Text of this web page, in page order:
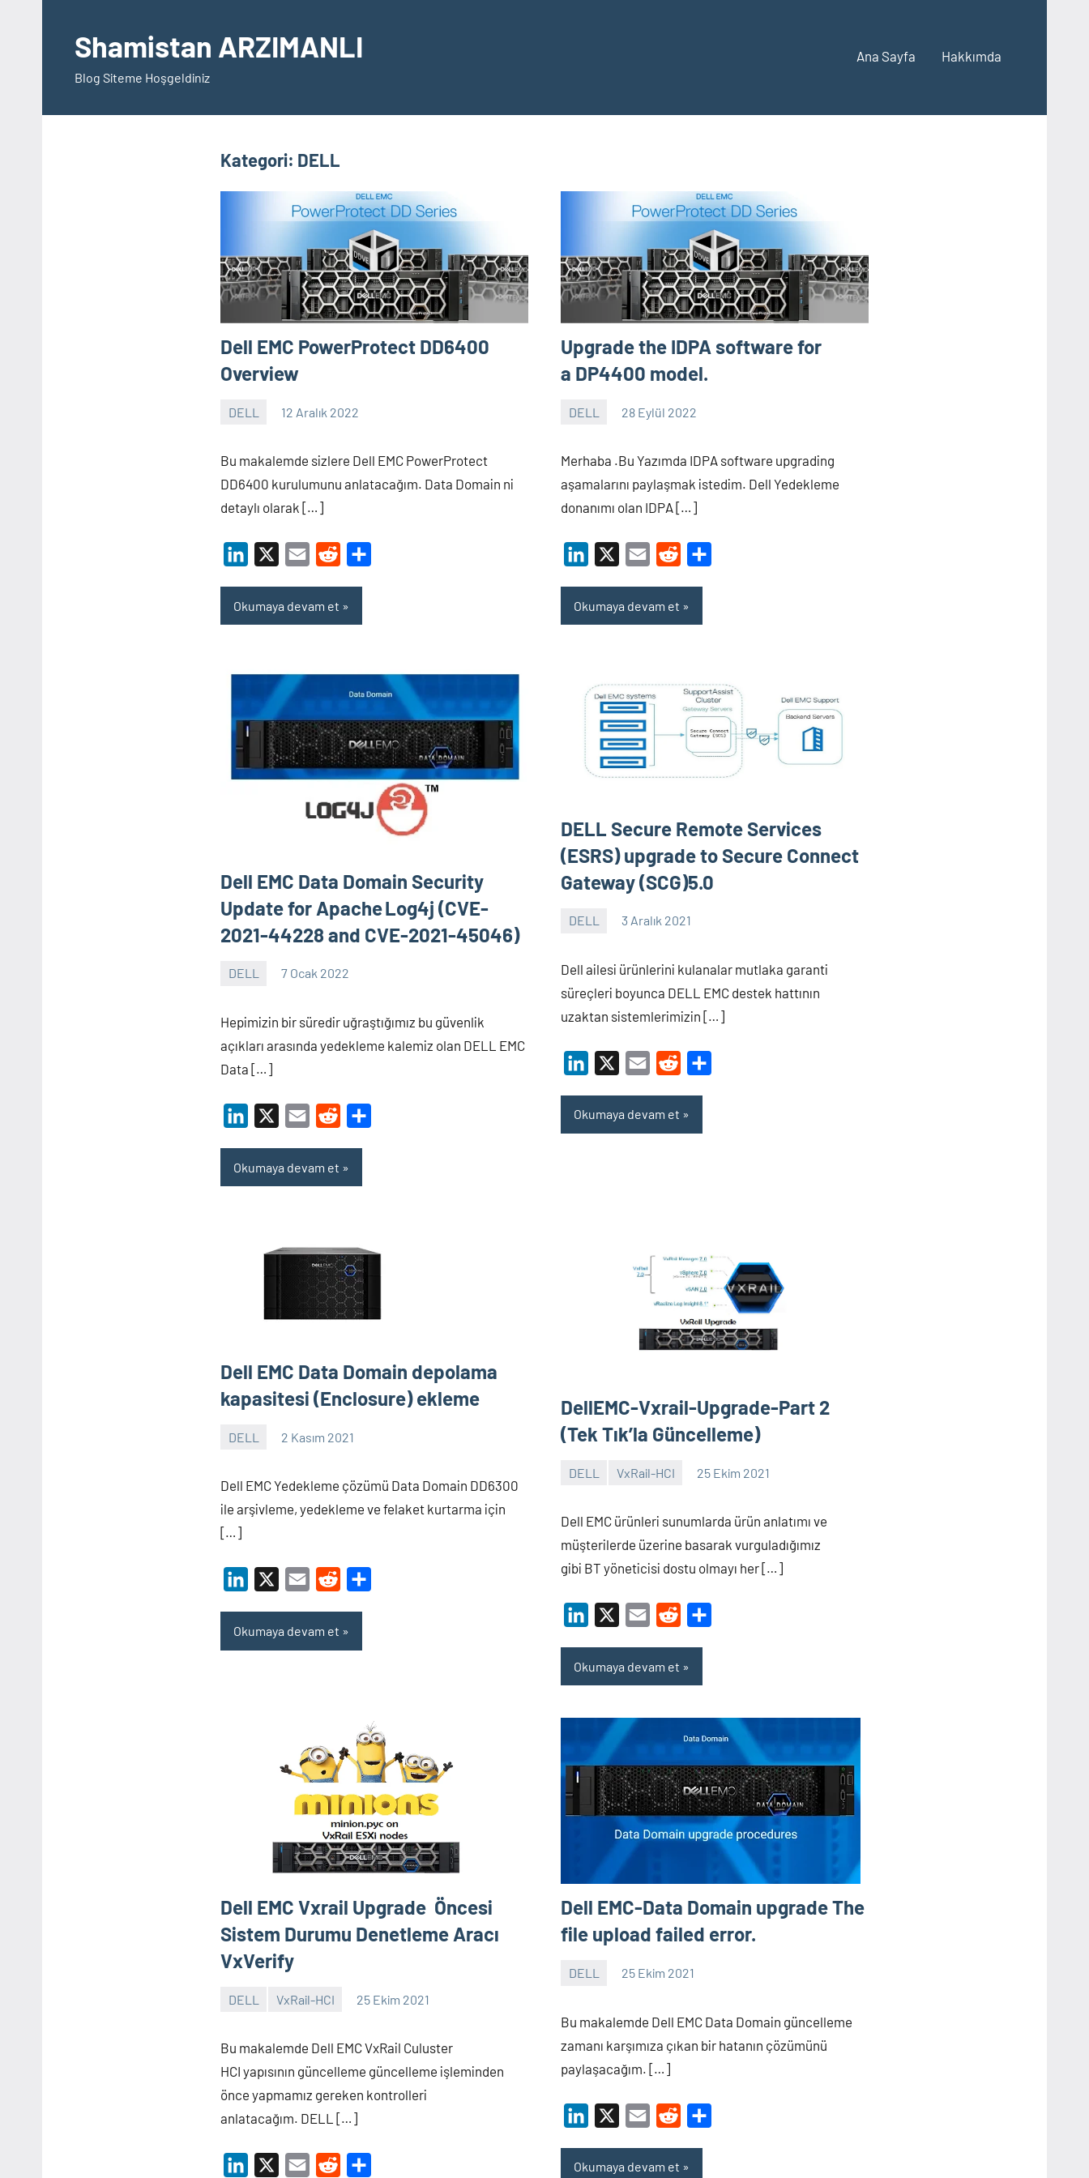
Shamistan ARZIMANLI
Blog Siteme Hoşgeldiniz
Ana Sayfa Hakkımda
Kategori: DELL
Dell EMC PowerProtect DD6400
Overview
DELL 12 Aralık 2022
Bu makalemde sizlere Dell EMC PowerProtect
DD6400 kurulumunu anlatacağım. Data Domain ni
detaylı olarak […]
LinkedIn Email Reddit
Okumaya devam et
Upgrade the IDPA software for
a DP4400 model.
DELL 28 Eylül 2022
Merhaba .Bu Yazımda IDPA software upgrading
aşamalarını paylaşmak istedim. Dell Yedekleme
donanımı olan IDPA […]
LinkedIn Email Reddit
Okumaya devam et
Dell EMC Data Domain Security
Update for Apache Log4j (CVE-
2021-44228 and CVE-2021-45046)
DELL 7 Ocak 2022
Hepimizin bir süredir uğraştığımız bu güvenlik
açıkları arasında yedekleme kalemiz olan DELL EMC
Data […]
LinkedIn Email Reddit
Okumaya devam et
DELL Secure Remote Services
(ESRS) upgrade to Secure Connect
Gateway (SCG)5.0
DELL 3 Aralık 2021
Dell ailesi ürünlerini kulanalar mutlaka garanti
süreçleri boyunca DELL EMC destek hattının
uzaktan sistemlerimizin […]
LinkedIn Email Reddit
Okumaya devam et
Dell EMC Data Domain depolama
kapasitesi (Enclosure) ekleme‎
DELL 2 Kasım 2021
Dell EMC Yedekleme çözümü Data Domain DD6300
ile arşivleme, yedekleme ve felaket kurtarma için
[…]
LinkedIn Email Reddit
Okumaya devam et
DellEMC-Vxrail-Upgrade-Part 2
(Tek Tık’la Güncelleme)
DELL VxRail-HCI 25 Ekim 2021
Dell EMC ürünleri sunumlarda ürün anlatımı ve
müşterilerde üzerine basarak vurguladığımız
gibi BT yöneticisi dostu olmayı her […]
LinkedIn Email Reddit
Okumaya devam et
Dell EMC Vxrail Upgrade ‎ Öncesi
Sistem Durumu Denetleme Aracı‎
VxVerify
DELL VxRail-HCI 25 Ekim 2021
Bu makalemde Dell EMC VxRail Culuster
HCI yapısının güncelleme güncelleme işleminden
önce yapmamız gereken kontrolleri
anlatacağım. DELL […]
LinkedIn Email Reddit
Dell EMC-Data Domain upgrade The
file upload failed error.
DELL 25 Ekim 2021
Bu makalemde Dell EMC Data Domain güncelleme
zamanı karşımıza çıkan bir hatanın çözümünü
paylaşacağım. […]
LinkedIn Email Reddit
Okumaya devam et